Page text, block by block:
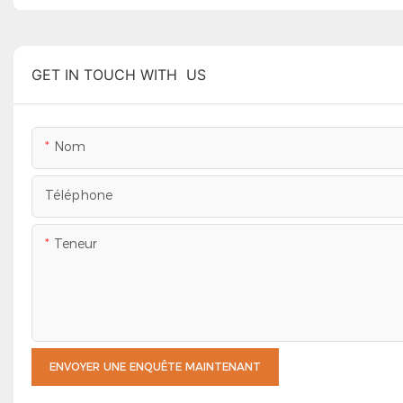
GET IN TOUCH WITH US
Nom
Téléphone
Teneur
ENVOYER UNE ENQUÊTE MAINTENANT